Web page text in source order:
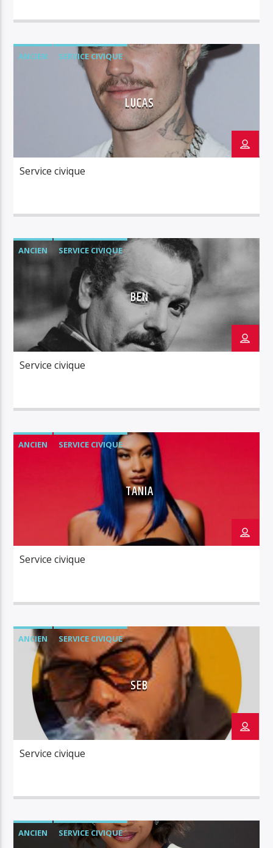
ANCIEN SERVICE CIVIQUE
LUCAS
Service civique
ANCIEN SERVICE CIVIQUE
BEN
Service civique
ANCIEN SERVICE CIVIQUE
TANIA
Service civique
ANCIEN SERVICE CIVIQUE
SEB
Service civique
ANCIEN SERVICE CIVIQUE